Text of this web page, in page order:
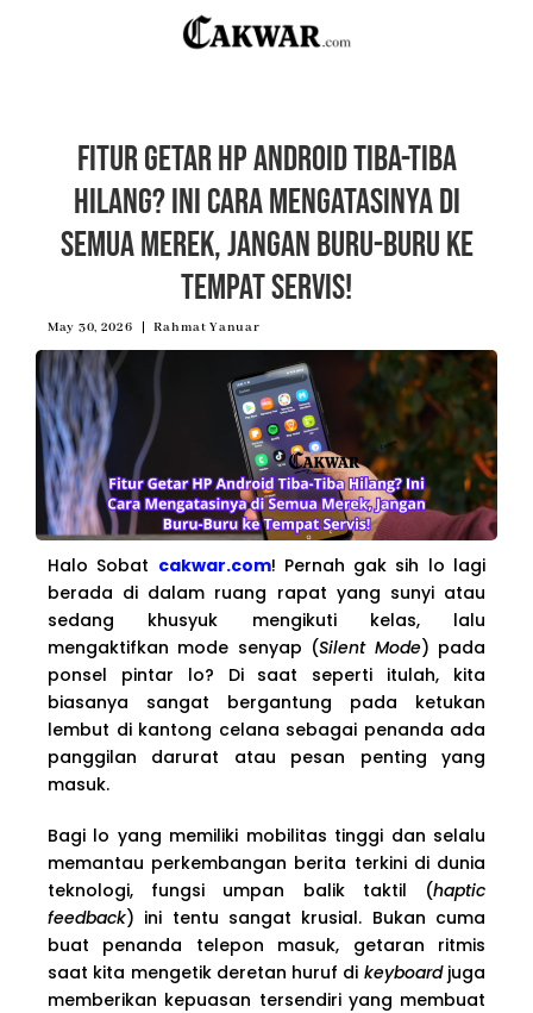
Fitur Getar HP Android Tiba-Tiba
Hilang? Ini Cara Mengatasinya di
Semua Merek, Jangan Buru-Buru ke
Tempat Servis!
May 30, 2026 Rahmat Yanuar
Halo Sobat cakwar.com! Pernah gak sih lo lagi
berada di dalam ruang rapat yang sunyi atau
sedang khusyuk mengikuti kelas, lalu
mengaktifkan mode senyap (Silent Mode) pada
ponsel pintar lo? Di saat seperti itulah, kita
biasanya sangat bergantung pada ketukan
lembut di kantong celana sebagai penanda ada
panggilan darurat atau pesan penting yang
masuk.
Bagi lo yang memiliki mobilitas tinggi dan selalu
memantau perkembangan berita terkini di dunia
teknologi, fungsi umpan balik taktil (haptic
feedback) ini tentu sangat krusial. Bukan cuma
buat penanda telepon masuk, getaran ritmis
saat kita mengetik deretan huruf di keyboardjuga
memberikan kepuasan tersendiri yang membuat